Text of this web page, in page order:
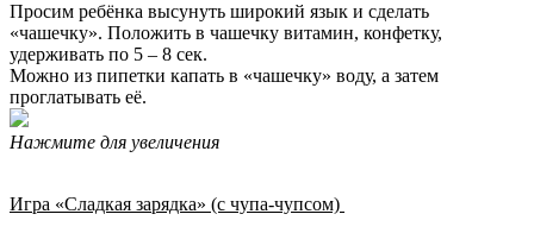
Просим ребёнка высунуть широкий язык и сделать
«чашечку». Положить в чашечку витамин, конфетку,
удерживать по 5 – 8 сек.
Можно из пипетки капать в «чашечку» воду, а затем
проглатывать её.
Нажмите для увеличения
Игра «Сладкая зарядка» (с чупа-чупсом)